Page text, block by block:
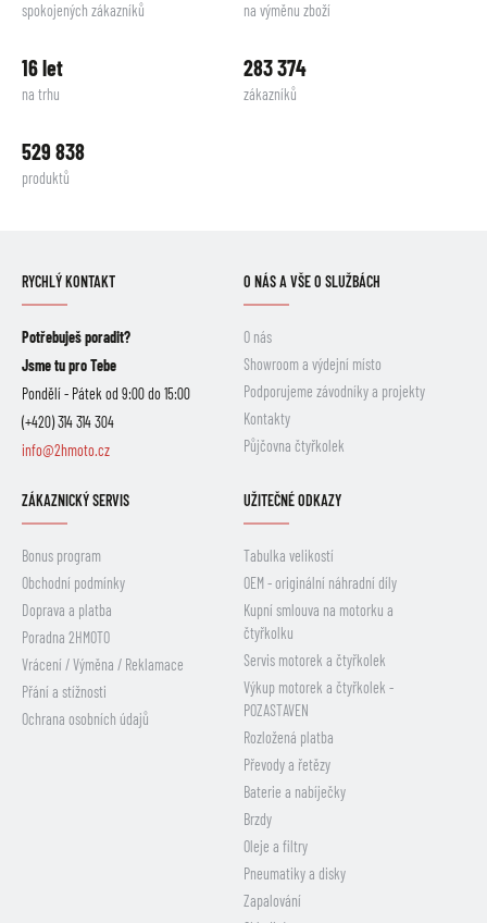
spokojených zákazníků na výměnu zboží
16 let
na trhu
283 374
zákazníků
529 838
produktů
RYCHLÝ KONTAKT
Potřebuješ poradit?
Jsme tu pro Tebe
Pondělí - Pátek od 9:00 do 15:00
(+420) 314 314 304
info@2hmoto.cz
O NÁS A VŠE O SLUŽBÁCH
O nás
Showroom a výdejní místo
Podporujeme závodníky a projekty
Kontakty
Půjčovna čtyřkolek
ZÁKAZNICKÝ SERVIS
Bonus program
Obchodní podmínky
Doprava a platba
Poradna 2HMOTO
Vrácení / Výměna / Reklamace
Přání a stížnosti
Ochrana osobních údajů
UŽITEČNÉ ODKAZY
Tabulka velikostí
OEM - originální náhradní díly
Kupní smlouva na motorku a
čtyřkolku
Servis motorek a čtyřkolek
Výkup motorek a čtyřkolek -
POZASTAVEN
Rozložená platba
Převody a řetězy
Baterie a nabíječky
Brzdy
Oleje a filtry
Pneumatiky a disky
Zapalování